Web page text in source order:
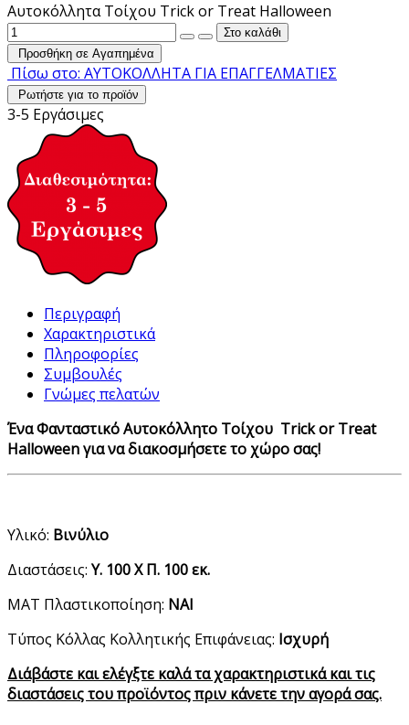
Αυτοκόλλητα Τοίχου Trick or Treat Halloween
Προσθήκη σε Αγαπημένα
Πίσω στο: ΑΥΤΟΚΟΛΛΗΤΑ ΓΙΑ ΕΠΑΓΓΕΛΜΑΤΙΕΣ
Ρωτήστε για το προϊόν
3-5 Εργάσιμες
Περιγραφή
Χαρακτηριστικά
Πληροφορίες
Συμβουλές
Γνώμες πελατών
Ένα Φανταστικό Αυτοκόλλητο Τοίχου Trick or Treat
Halloween για να διακοσμήσετε το χώρο σας!
Υλικό: Βινύλιο
Διαστάσεις: Υ. 100 Χ Π. 100 εκ.
ΜΑΤ Πλαστικοποίηση: ΝΑΙ
Τύπος Κόλλας Κολλητικής Επιφάνειας: Ισχυρή
Διάβάστε και ελέγξτε καλά τα χαρακτηριστικά και τις
διαστάσεις του προϊόντος πριν κάνετε την αγορά σας.